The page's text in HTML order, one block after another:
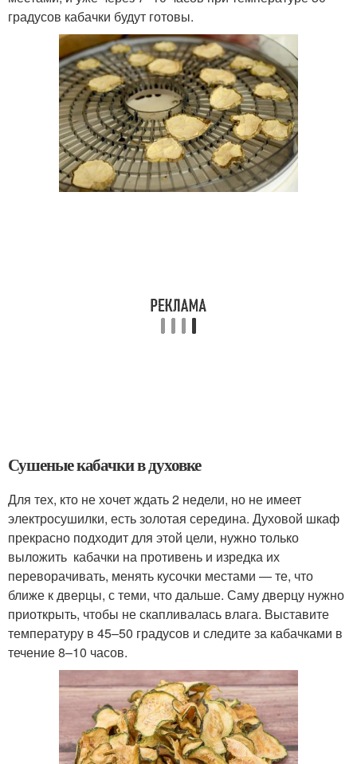
градусов кабачки будут готовы.
Сушеные кабачки в духовке
Для тех, кто не хочет ждать 2 недели, но не имеет
электросушилки, есть золотая середина. Духовой шкаф
прекрасно подходит для этой цели, нужно только
выложить кабачки на противень и изредка их
переворачивать, менять кусочки местами — те, что
ближе к дверцы, с теми, что дальше. Саму дверцу нужно
приоткрыть, чтобы не скапливалась влага. Выставите
температуру в 45–50 градусов и следите за кабачками в
течение 8–10 часов.